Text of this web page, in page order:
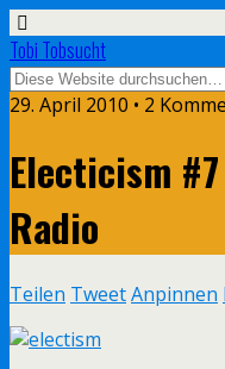
Tobi Tobsucht
29. April 2010 • 2
Electicism
Radio
Teilen TweetAnpinnen